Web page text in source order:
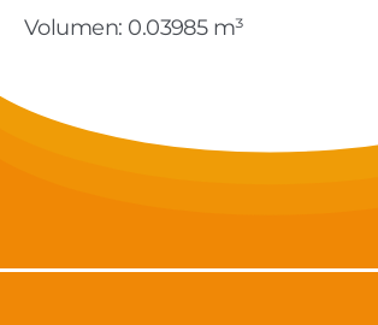
Volumen: 0.03985 m³